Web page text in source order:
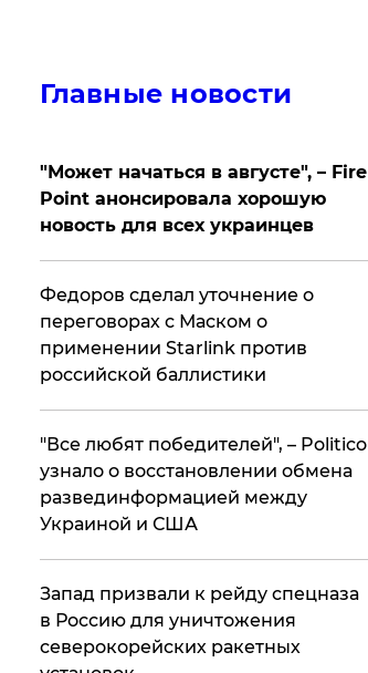
Главные новости
"Может начаться в августе", – Fire
Point анонсировала хорошую
новость для всех украинцев
Федоров сделал уточнение о
переговорах с Маском о
применении Starlink против
российской баллистики
​"Все любят победителей", – Politico
узнало о восстановлении обмена
развединформацией между
Украиной и США
Запад призвали к рейду спецназа
в Россию для уничтожения
северокорейских ракетных